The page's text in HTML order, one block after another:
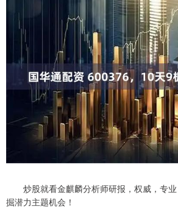
炒股就看金麒麟分析师研报，权威，专业
掘潜力主题机会！